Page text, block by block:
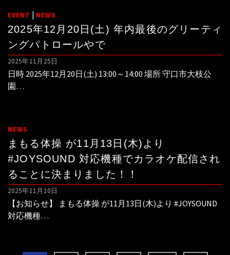
EVENT | NEWS
2025年12月20日(土) 年内最後のグリーティ
ングパトロールやで
2025年11月25日
日時 2025年12月20日(土) 13:00～14:00 場所 守口市大枝公
園…
NEWS
まもる体操 が11月13日(木)より
#JOYSOUND 対応機種でカラオケ配信され
ることに決まりました！！
2025年11月10日
【お知らせ】 まもる体操 が11月13日(木)より #JOYSOUND
対応機種…